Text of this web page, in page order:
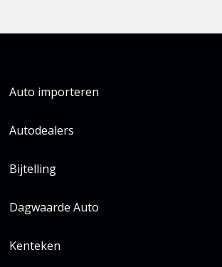
Auto importeren
Autodealers
Bijtelling
Dagwaarde Auto
Kenteken